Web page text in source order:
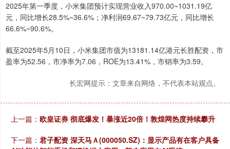
2025年第一季度，小米集团预计实现营业收入970.00~1031.19亿
元，同比增长28.5%~36.6%；净利润69.67~79.73亿元，同比增长
66.6%~90.6%。
截至2025年5月10日，小米集团市值为13181.14亿港元长胜配资，市
盈率为52.56，市净率为7.06，ROE为13.41%，市销率为3.59。
长宏网提示：文章来自网络，不代表本站观点。
上一篇： 欧皇证券 彻底爆发！暴涨近20倍！敦煌网热度持续攀升
下一篇： 君子配资 深天马Ａ(000050.SZ)：显示产品有在客户具备